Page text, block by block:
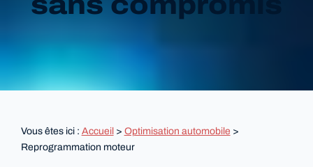
sans compromis
Vous êtes ici : Accueil> Optimisation automobile >
Reprogrammation moteur